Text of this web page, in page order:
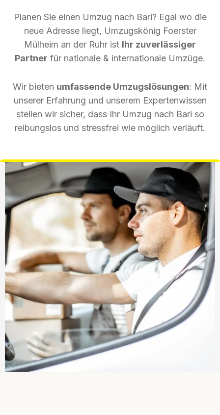
Planen Sie einen Umzug nach Bari? Egal wo die
neue Adresse liegt, Umzugskönig Foerster
Mülheim an der Ruhr ist Ihr zuverlässiger
Partner für nationale & internationale Umzüge.
Wir bieten umfassende Umzugslösungen: Mit
unserer Erfahrung und unserem Expertenwissen
stellen wir sicher, dass Ihr Umzug nach Bari so
reibungslos und stressfrei wie möglich verläuft.